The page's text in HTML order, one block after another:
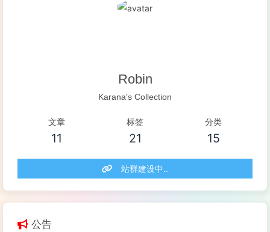
Robin
Karana's Collection
文章
11
标签
21
分类
15
站群建设中..
公告